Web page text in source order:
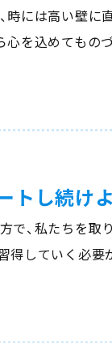
には高い壁に
を込めてもの
し続け
で、私たちを取
得していく必